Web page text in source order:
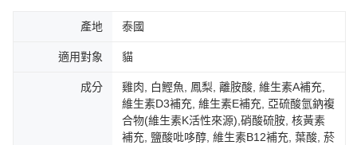
產地 泰國
適用對象 貓
成分
雞肉, 白鰹魚, 鳳梨, 離胺酸, 維生素A補充,
維生素D3補充, 維生素E補充, 亞硫酸氫鈉複
合物(維生素K活性來源),硝酸硫胺, 核黃素
補充, 鹽酸吡哆醇, 維生素B12補充, 葉酸, 菸